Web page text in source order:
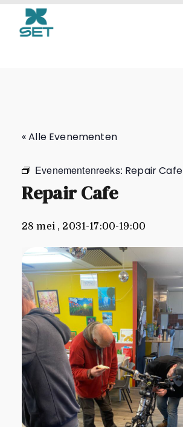
Repair Cafe
« Alle Evenementen
Evenementenreeks: Repair Cafe
Repair Cafe
28 mei , 2031-17:00-19:00